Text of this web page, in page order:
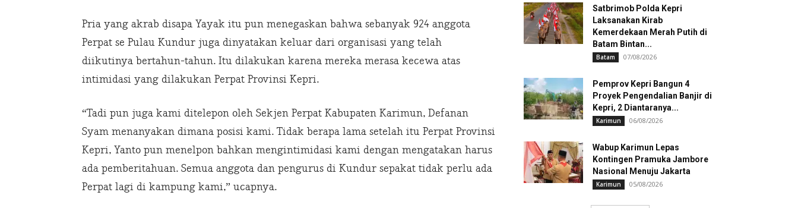
Pria yang akrab disapa Yayak itu pun menegaskan bahwa sebanyak 924 anggota
Perpat se Pulau Kundur juga dinyatakan keluar dari organisasi yang telah
diikutinya bertahun-tahun. Itu dilakukan karena mereka merasa kecewa atas
intimidasi yang dilakukan Perpat Provinsi Kepri.
“Tadi pun juga kami ditelepon oleh Sekjen Perpat Kabupaten Karimun, Defanan
Syam menanyakan dimana posisi kami. Tidak berapa lama setelah itu Perpat Provinsi
Kepri, Yanto pun menelpon bahkan mengintimidasi kami dengan mengatakan harus
ada pemberitahuan. Semua anggota dan pengurus di Kundur sepakat tidak perlu ada
Perpat lagi di kampung kami,” ucapnya.
Satbrimob Polda Kepri
Laksanakan Kirab
Kemerdekaan Merah Putih di
Batam Bintan...
Batam 07/08/2026
Pemprov Kepri Bangun 4
Proyek Pengendalian Banjir di
Kepri, 2 Diantaranya...
Karimun 06/08/2026
Wabup Karimun Lepas
Kontingen Pramuka Jambore
Nasional Menuju Jakarta
Karimun 05/08/2026